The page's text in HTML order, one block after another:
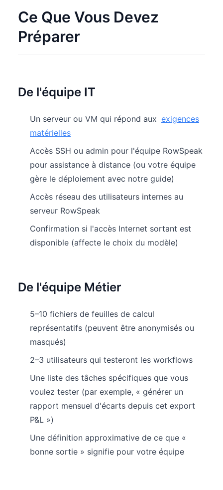
Ce Que Vous Devez
Préparer
De l'équipe IT
Un serveur ou VM qui répond aux exigences
matérielles
Accès SSH ou admin pour l'équipe RowSpeak
pour assistance à distance (ou votre équipe
gère le déploiement avec notre guide)
Accès réseau des utilisateurs internes au
serveur RowSpeak
Confirmation si l'accès Internet sortant est
disponible (affecte le choix du modèle)
De l'équipe Métier
5–10 fichiers de feuilles de calcul
représentatifs (peuvent être anonymisés ou
masqués)
2–3 utilisateurs qui testeront les workflows
Une liste des tâches spécifiques que vous
voulez tester (par exemple, « générer un
rapport mensuel d'écarts depuis cet export
P&L »)
Une définition approximative de ce que «
bonne sortie » signifie pour votre équipe